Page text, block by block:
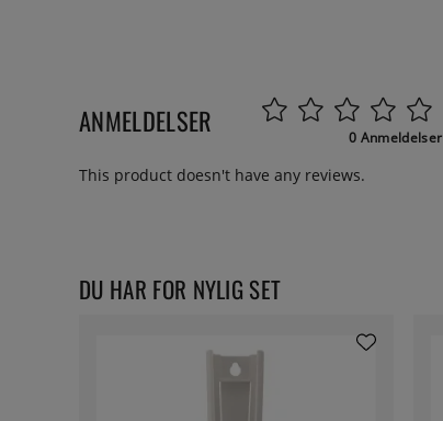
ANMELDELSER 0 Anmeldelser
This product doesn't have any reviews.
DU HAR FOR NYLIG SET